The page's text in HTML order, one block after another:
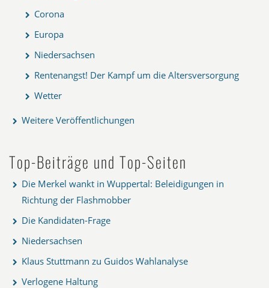
Corona
Europa
Niedersachsen
Rentenangst! Der Kampf um die Altersversorgung
Wetter
Weitere Veröffentlichungen
Top-Beiträge und Top-Seiten
Die Merkel wankt in Wuppertal: Beleidigungen in
Richtung der Flashmobber
Die Kandidaten-Frage
Niedersachsen
Klaus Stuttmann zu Guidos Wahlanalyse
Verlogene Haltung